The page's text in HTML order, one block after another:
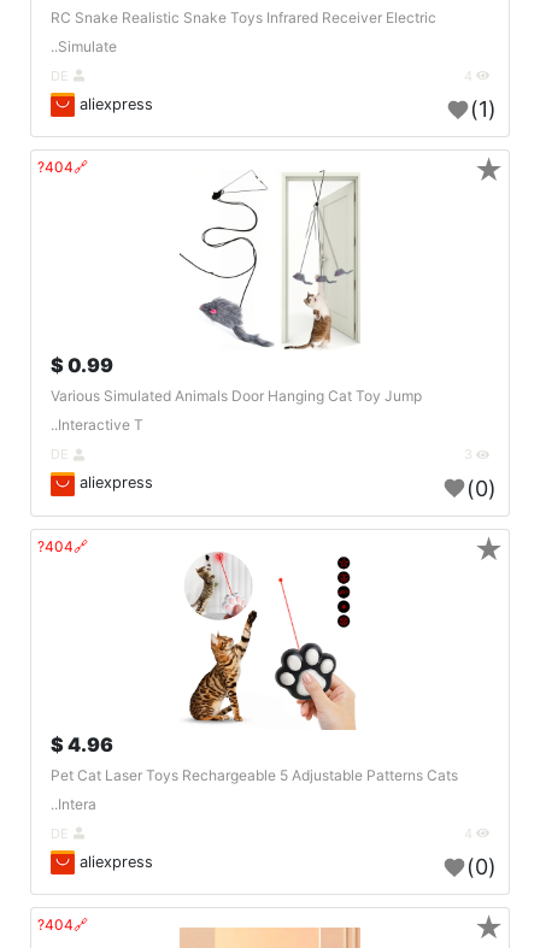
RC Snake Realistic Snake Toys Infrared Receiver Electric
Simulate..
aliexpress (1)
🔗404?
0.99 $
Various Simulated Animals Door Hanging Cat Toy Jump
Interactive T..
aliexpress (0)
★
🔗404?
4.96 $
Pet Cat Laser Toys Rechargeable 5 Adjustable Patterns Cats
Intera..
aliexpress (0)
★
🔗404? ★